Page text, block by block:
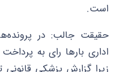
است.
حقیقت جالب: در
اداری بارها رای به
زیرا گزارش پزشکی قانونی